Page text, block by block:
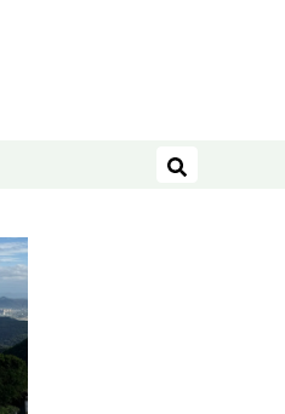
Tìm kiếm